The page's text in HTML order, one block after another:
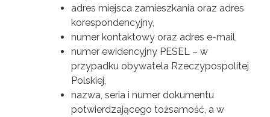
adres miejsca zamieszkania oraz adres
korespondencyjny,
numer kontaktowy oraz adres e-mail,
numer ewidencyjny PESEL – w
przypadku obywatela Rzeczypospolitej
Polskiej,
nazwa, seria i numer dokumentu
potwierdzającego tożsamość, a w